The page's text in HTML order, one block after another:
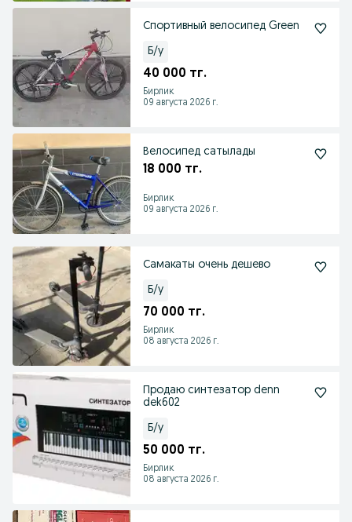
Спортивный велосипед Green
Б/у
40 000 тг.
Бирлик
09 августа 2026 г.
Велосипед сатылады
18 000 тг.
Бирлик
09 августа 2026 г.
Самакаты очень дешево
Б/у
70 000 тг.
Бирлик
08 августа 2026 г.
Продаю синтезатор denn
dek602
Б/у
50 000 тг.
Бирлик
08 августа 2026 г.